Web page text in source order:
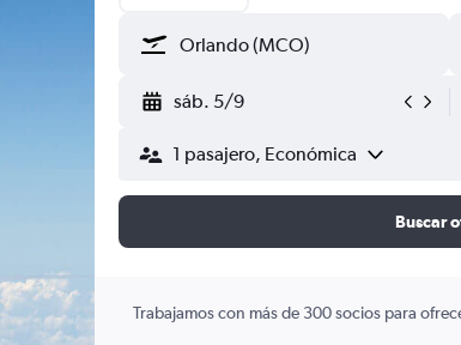
sáb. 5/9
1 pasajero, Económica
Buscar
Trabajamos con más de 300 socios para